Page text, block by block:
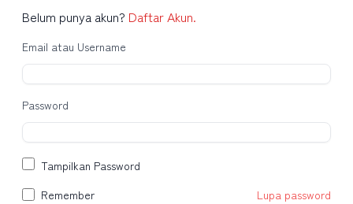
Belum punya akun? Daftar Akun.
Email atau Username
Password
Tampilkan Password
Remember
Lupa password